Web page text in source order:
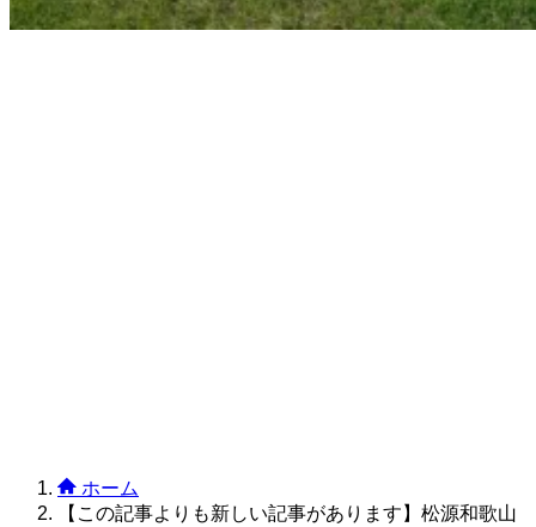
ホーム
【この記事よりも新しい記事があります】松源和歌山